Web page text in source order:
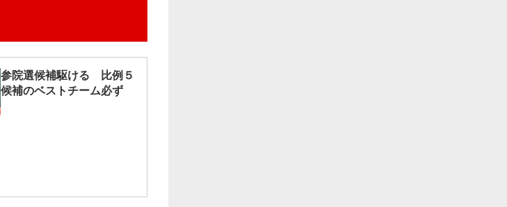
参院選候補駆ける 比例５
候補のベストチーム必ず